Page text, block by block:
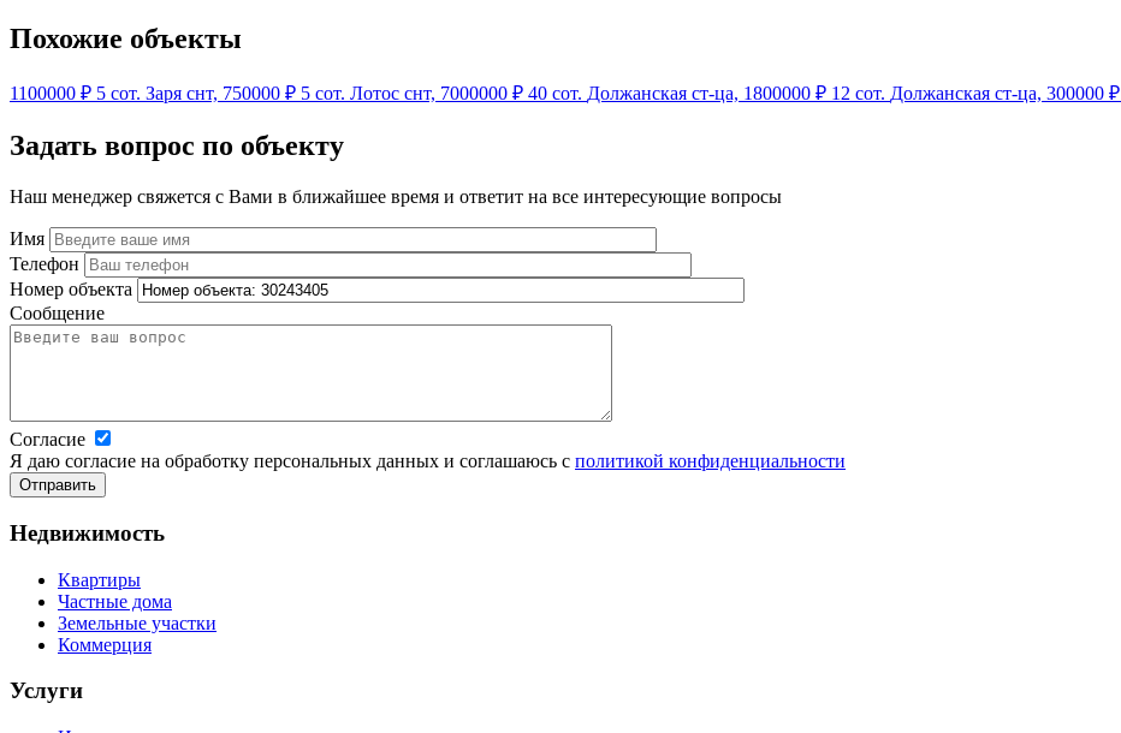
Похожие объекты
1100000 ₽ 5 сот. Заря снт, 750000 ₽ 5 сот. Лотос снт, 7000000 ₽ 40 сот. Должанская ст-ца, 1800000 ₽ 12 сот. Должанская ст-ца, 300000 ₽
Задать вопрос по объекту
Наш менеджер свяжется с Вами в ближайшее время и ответит на все интересующие вопросы
Имя
Телефон
Номер объекта
Сообщение
Согласие
Я даю согласие на обработку персональных данных и соглашаюсь с политикой конфиденциальности
Недвижимость
Квартиры
Частные дома
Земельные участки
Коммерция
Услуги